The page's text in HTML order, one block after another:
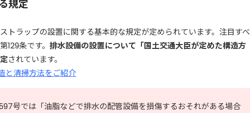
規定
トラップの設置に関する基本的な規定が定められています。注目すべ
129条です。 排水設備の設置について「国土交通大臣が定めた構造方
されています。
と清掃方法をご紹介
号では「油脂などで排水の配管設備を損傷するおそれがある場合